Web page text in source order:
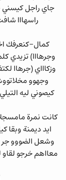
جاي راجل كيسني
راسهااا
كمال-كنعرفك
وجرهااا) تزيدي
وزكاااي (جرهاا
وجهوو
كيصوني ليه
كانت نمرة
ايد ديمنة وبقا
وشعل الضووو جر
معااهم خرجو